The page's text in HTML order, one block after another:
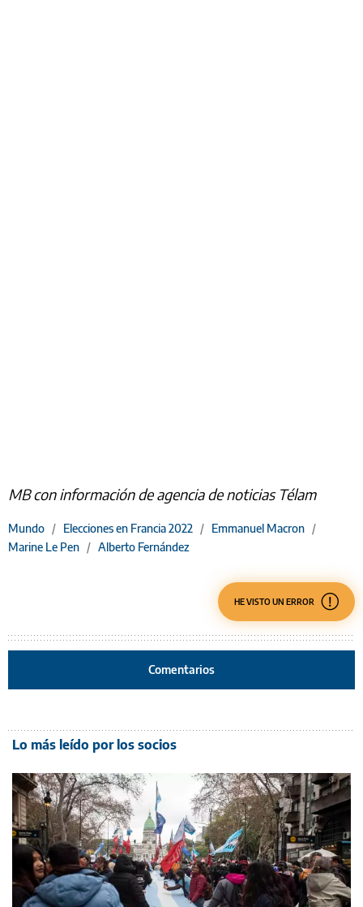
MB con información de agencia de noticias Télam
Mundo / Elecciones en Francia 2022 / Emmanuel Macron /
Marine Le Pen / Alberto Fernández
HE VISTO UN ERROR
Comentarios
Lo más leído por los socios